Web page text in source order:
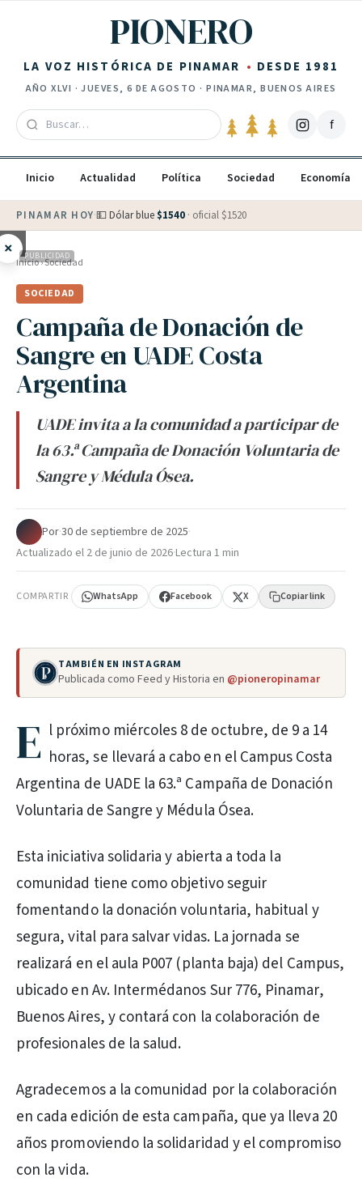
PIONERO
LA VOZ HISTÓRICA DE PINAMAR DESDE 1981
AÑOXLVI ·JUEVES, 6 DE AGOSTO · PINAMAR, BUENOS AIRES
f
Inicio Actualidad Política Sociedad Economía
PINAMAR HOY·💵 Dólar blue $1540 · oficial $1520
× PUBLICIDAD
Inicio›Sociedad
SOCIEDAD
Campaña de Donación de
Sangre en UADE Costa
Argentina
UADE invita a la comunidad a participar de
la 63.ª Campaña de Donación Voluntaria de
Sangre y Médula Ósea.
Por·30 de septiembre de 2025·
Actualizado el 2 de junio de 2026·Lectura 1 min
COMPARTIR WhatsApp Facebook X Copiar link
TAMBIÉN EN INSTAGRAM
Publicada como Feed y Historia en @pioneropinamar
E l próximo miércoles 8 de octubre, de 9 a 14
horas, se llevará a cabo en el Campus Costa
Argentina de UADE la 63.ª Campaña de Donación
Voluntaria de Sangre y Médula Ósea.
Esta iniciativa solidaria y abierta a toda la
comunidad tiene como objetivo seguir
fomentando la donación voluntaria, habitual y
segura, vital para salvar vidas. La jornada se
realizará en el aula P007 (planta baja) del Campus,
ubicado en Av. Intermédanos Sur 776, Pinamar,
Buenos Aires, y contará con la colaboración de
profesionales de la salud.
Agradecemos a la comunidad por la colaboración
en cada edición de esta campaña, que ya lleva 20
años promoviendo la solidaridad y el compromiso
con la vida.